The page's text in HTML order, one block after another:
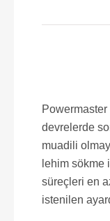
devrelerde
muadili
lehim sökme
süreçleri en
istenilen